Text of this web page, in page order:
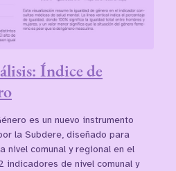
Índice de
es un nuevo instrumento
la Subdere, diseñado para
nivel comunal y regional en el
indicadores de nivel comunal y